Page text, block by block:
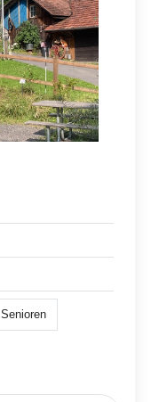
Senioren